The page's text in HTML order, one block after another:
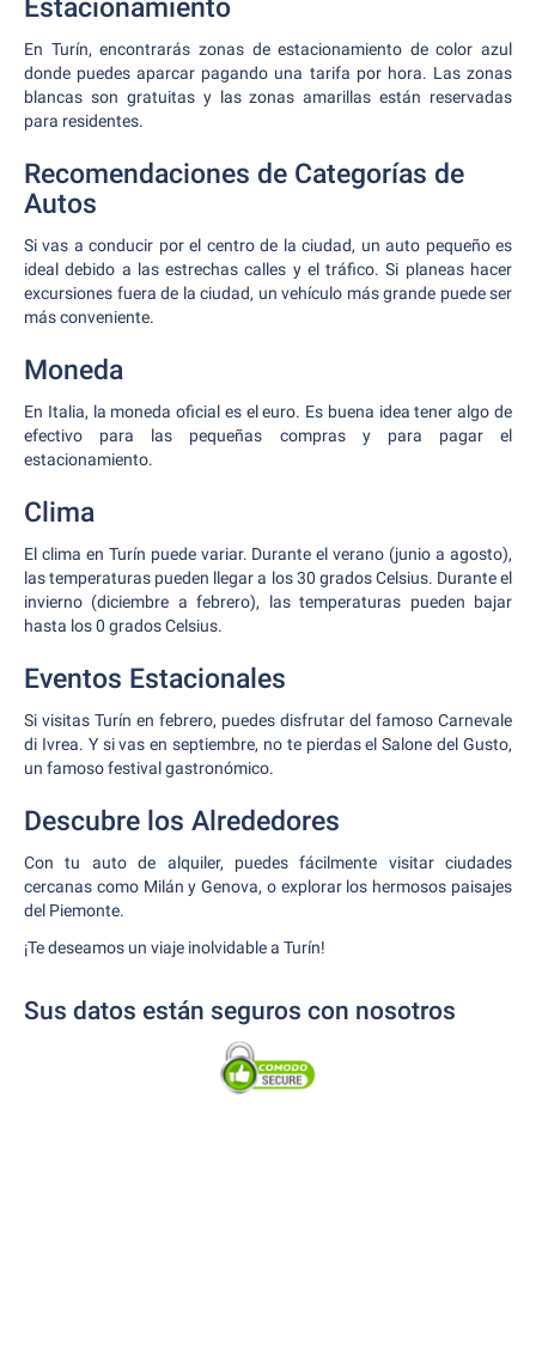
Estacionamiento
En Turín, encontrarás zonas de estacionamiento de color azul
donde puedes aparcar pagando una tarifa por hora. Las zonas
blancas son gratuitas y las zonas amarillas están reservadas
para residentes.
Recomendaciones de Categorías de
Autos
Si vas a conducir por el centro de la ciudad, un auto pequeño es
ideal debido a las estrechas calles y el tráfico. Si planeas hacer
excursiones fuera de la ciudad, un vehículo más grande puede ser
más conveniente.
Moneda
En Italia, la moneda oficial es el euro. Es buena idea tener algo de
efectivo para las pequeñas compras y para pagar el
estacionamiento.
Clima
El clima en Turín puede variar. Durante el verano (junio a agosto),
las temperaturas pueden llegar a los 30 grados Celsius. Durante el
invierno (diciembre a febrero), las temperaturas pueden bajar
hasta los 0 grados Celsius.
Eventos Estacionales
Si visitas Turín en febrero, puedes disfrutar del famoso Carnevale
di Ivrea. Y si vas en septiembre, no te pierdas el Salone del Gusto,
un famoso festival gastronómico.
Descubre los Alrededores
Con tu auto de alquiler, puedes fácilmente visitar ciudades
cercanas como Milán y Genova, o explorar los hermosos paisajes
del Piemonte.
¡Te deseamos un viaje inolvidable a Turín!
Sus datos están seguros con nosotros